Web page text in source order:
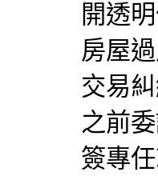
開透
房屋
交易
之前
簽專